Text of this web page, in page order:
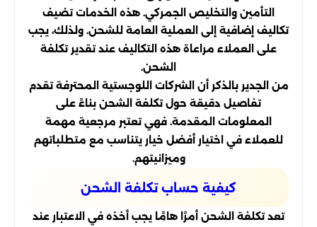
التأمين والتخليص الجمركي. هذه الخدمات تضيف
تكاليف إضافية إلى العملية العامة للشحن. ولذلك، يجب
على العملاء مراعاة هذه التكاليف عند تقدير تكلفة
الشحن.
من الجدير بالذكر أن الشركات اللوجستية المحترفة تقدم
تفاصيل دقيقة حول تكلفة الشحن بناءً على
المعلومات المقدمة. فهي تعتبر مرجعية مهمة
للعملاء في اختيار أفضل خيار يتناسب مع متطلباتهم
وميزانيتهم.
كيفية حساب تكلفة الشحن
تعد تكلفة الشحن أمرًا هامًا يجب أخذه في الاعتبار عند